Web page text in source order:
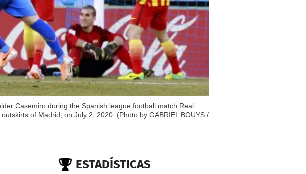
Casemiro during the Spanish league football match Real
of Madrid, on July 2, 2020. (Photo by GABRIEL BOUYS /
ESTADÍSTICAS